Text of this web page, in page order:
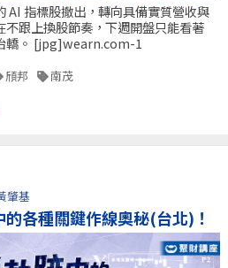
AI 指標股撤出，轉向具備實質營收與
跟上換股節奏，下週開盤只能看著
轎。 [jpg]wearn.com-1
頎邦 南茂
肇基
各種關鍵作線奧秘(台北)！